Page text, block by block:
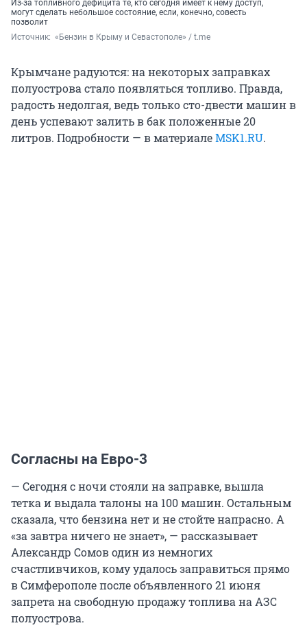
Из-за топливного дефицита те, кто сегодня имеет к нему доступ,
могут сделать небольшое состояние, если, конечно, совесть
позволит
Источник: «Бензин в Крыму и Севастополе» / t.me
Крымчане радуются: на некоторых заправках
полуострова стало появляться топливо. Правда,
радость недолгая, ведь только сто-двести машин в
день успевают залить в бак положенные 20
литров. Подробности — в материалеMSK1.RU.
Согласны на Евро-3
— Сегодня с ночи стояли на заправке, вышла
тетка и выдала талоны на 100 машин. Остальным
сказала, что бензина нет и не стойте напрасно. А
«за завтра ничего не знает», — рассказывает
Александр Сомов один из немногих
счастливчиков, кому удалось заправиться прямо
в Симферополе после объявленного 21 июня
запрета на свободную продажу топлива на АЗС
полуострова.